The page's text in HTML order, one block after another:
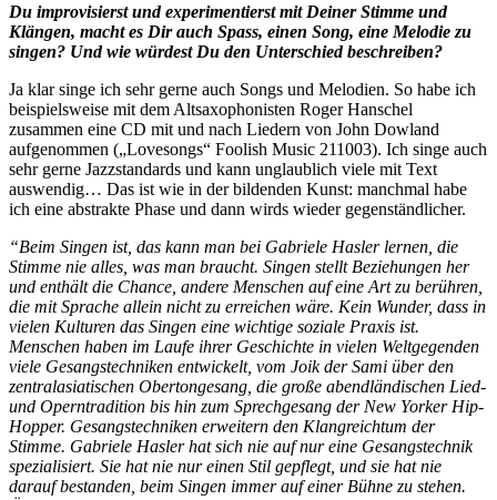
Du improvisierst und experimentierst mit Deiner Stimme und
Klängen, macht es Dir auch Spass, einen Song, eine Melodie zu
singen? Und wie würdest Du den Unterschied beschreiben?
Ja klar singe ich sehr gerne auch Songs und Melodien. So habe ich
beispielsweise mit dem Altsaxophonisten Roger Hanschel
zusammen eine CD mit und nach Liedern von John Dowland
aufgenommen („Lovesongs“ Foolish Music 211003). Ich singe auch
sehr gerne Jazzstandards und kann unglaublich viele mit Text
auswendig… Das ist wie in der bildenden Kunst: manchmal habe
ich eine abstrakte Phase und dann wirds wieder gegenständlicher.
“Beim Singen ist, das kann man bei Gabriele Hasler lernen, die
Stimme nie alles, was man braucht. Singen stellt Beziehungen her
und enthält die Chance, andere Menschen auf eine Art zu berühren,
die mit Sprache allein nicht zu erreichen wäre. Kein Wunder, dass in
vielen Kulturen das Singen eine wichtige soziale Praxis ist.
Menschen haben im Laufe ihrer Geschichte in vielen Weltgegenden
viele Gesangstechniken entwickelt, vom Joik der Sami über den
zentralasiatischen Obertongesang, die große abendländischen Lied-
und Operntradition bis hin zum Sprechgesang der New Yorker Hip-
Hopper. Gesangstechniken erweitern den Klangreichtum der
Stimme. Gabriele Hasler hat sich nie auf nur eine Gesangstechnik
spezialisiert. Sie hat nie nur einen Stil gepflegt, und sie hat nie
darauf bestanden, beim Singen immer auf einer Bühne zu stehen.